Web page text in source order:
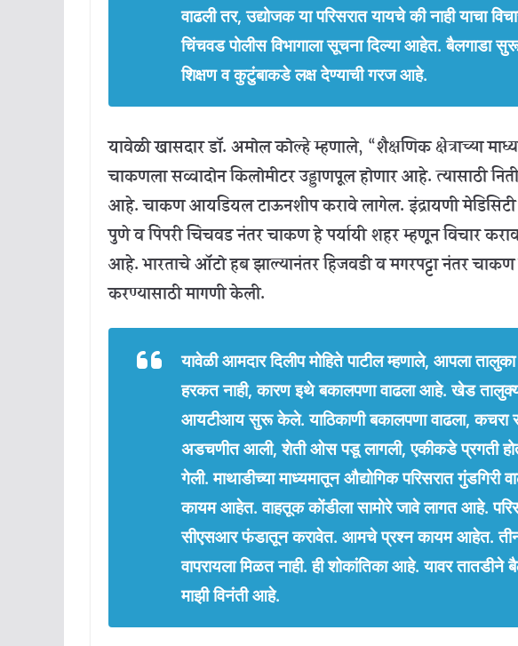
वाढली तर, उद्योजक या परिसरात यायचे की नाही याचा
चिंचवड पोलीस विभागाला सूचना दिल्या आहेत. बैलगाडा
शिक्षण व कुटुंबाकडे लक्ष देण्याची गरज आहे.
यावेळी खासदार डॉ. अमोल कोल्हे म्हणाले, “शैक्षणिक क्षेत्राच्या
चाकणला सव्वादोन किलोमीटर उड्डाणपूल होणार आहे. त्यासाठी
आहे. चाकण आयडियल टाऊनशीप करावे लागेल. इंद्रायणी
पुणे व पिंपरी चिंचवड नंतर चाकण हे पर्यायी शहर म्हणून विचार
आहे. भारताचे ऑटो हब झाल्यानंतर हिंजवडी व मगरपट्टा नंतर
करण्यासाठी मागणी केली.
यावेळी आमदार दिलीप मोहिते पाटील म्हणाले, आपला
हरकत नाही, कारण इथे बकालपणा वाढला आहे. खेड
आयटीआय सुरू केले. याठिकाणी बकालपणा वाढला, कचरा
अडचणीत आली, शेती ओस पडू लागली, एकीकडे प्रगती
गेली. माथाडीच्या माध्यमातून औद्योगिक परिसरात गुंडगिरी
कायम आहेत. वाहतूक कोंडीला सामोरे जावे लागत आहे.
सीएसआर फंडातून करावेत. आमचे प्रश्न कायम आहेत. तीन
वापरायला मिळत नाही. ही शोकांतिका आहे. यावर
माझी विनंती आहे.